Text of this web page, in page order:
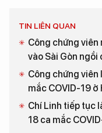
TIN LIÊN QUAN
Công chứng viên
vào Sài Gòn ngồi
Công chứng viên
mắc COVID-19 ở
Chí Linh tiếp tục
18 ca mắc